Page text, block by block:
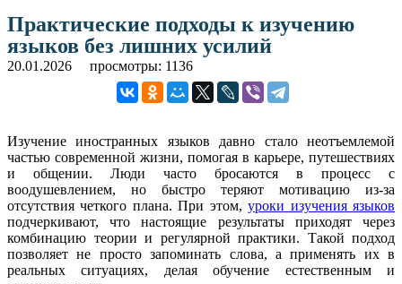
Практические подходы к изучению
языков без лишних усилий
20.01.2026 просмотры: 1136
Изучение иностранных языков давно стало неотъемлемой
частью современной жизни, помогая в карьере, путешествиях
и общении. Люди часто бросаются в процесс с
воодушевлением, но быстро теряют мотивацию из-за
отсутствия четкого плана. При этом,уроки изучения языков
подчеркивают, что настоящие результаты приходят через
комбинацию теории и регулярной практики. Такой подход
позволяет не просто запоминать слова, а применять их в
реальных ситуациях, делая обучение естественным и